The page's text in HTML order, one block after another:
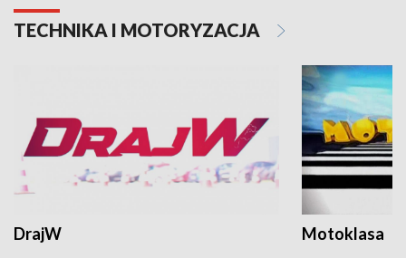
TECHNIKA I MOTORYZACJA
DrajW Motoklasa